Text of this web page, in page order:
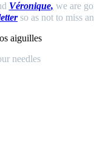
Véronique, we are
so as not to miss
aiguilles
needles